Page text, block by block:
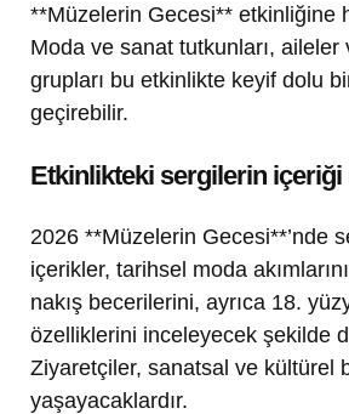
**Müzelerin Gecesi** etkinliğine
Moda ve sanat tutkunları, aileler
grupları bu etkinlikte keyif dolu
geçirebilir.
Etkinlikteki sergilerin içeriği
2026 **Müzelerin Gecesi**’nde
içerikler, tarihsel moda
nakış becerilerini, ayrıca 18.
özelliklerini inceleyecek şekilde
Ziyaretçiler, sanatsal ve kültürel
yaşayacaklardır.